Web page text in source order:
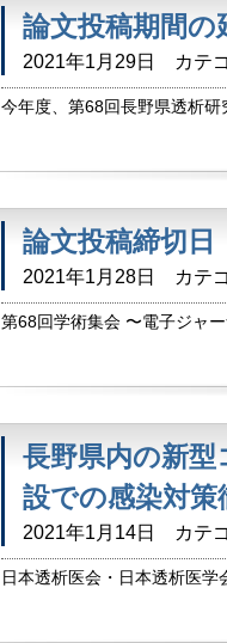
論文投稿期間
2021年1月29日 カテ
今年度、第68回長野県透析
論文投稿締切
2021年1月28日 カテ
第68回学術集会 〜電子ジャ
長野県内の新
設での感染対
2021年1月14日 カテ
日本透析医会・日本透析医